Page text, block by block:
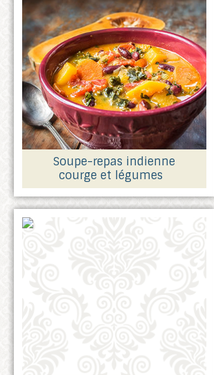
Soupe-repas indienne
courge et légumes